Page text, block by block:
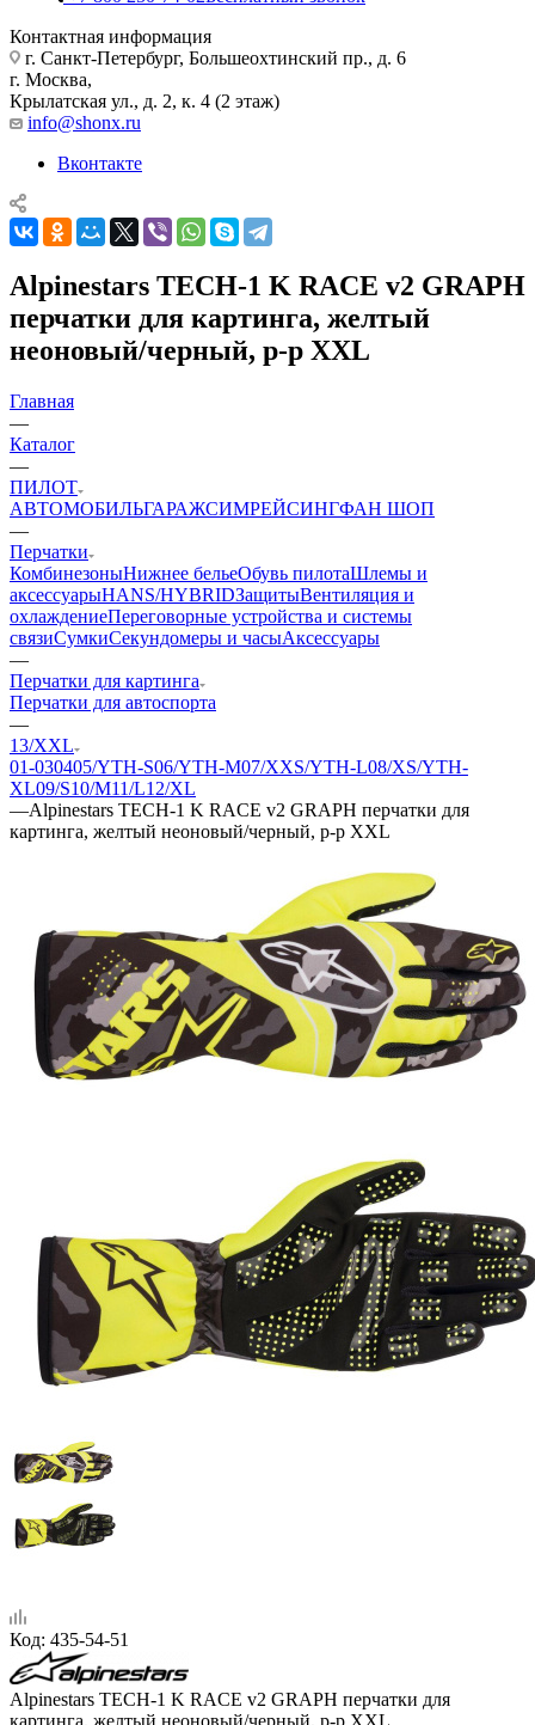
Контактная информация
г. Санкт-Петербург, Большеохтинский пр., д. 6
г. Москва,
Крылатская ул., д. 2, к. 4 (2 этаж)
info@shonx.ru
Вконтакте
Alpinestars TECH-1 K RACE v2 GRAPH
перчатки для картинга, желтый
неоновый/черный, р-р XXL
Главная
—
Каталог
—
ПИЛОТ
АВТОМОБИЛЬГАРАЖСИМРЕЙСИНГФАН ШОП
—
Перчатки
КомбинезоныНижнее бельеОбувь пилотаШлемы и
аксессуарыHANS/HYBRIDЗащитыВентиляция и
охлаждениеПереговорные устройства и системы
связиСумкиСекундомеры и часыАксессуары
—
Перчатки для картинга
Перчатки для автоспорта
—
13/XXL
01-030405/YTH-S06/YTH-M07/XXS/YTH-L08/XS/YTH-
XL09/S10/M11/L12/XL
—Alpinestars TECH-1 K RACE v2 GRAPH перчатки для
картинга, желтый неоновый/черный, р-р XXL
Код: 435-54-51
Alpinestars TECH-1 K RACE v2 GRAPH перчатки для
картинга, желтый неоновый/черный, р-р XXL